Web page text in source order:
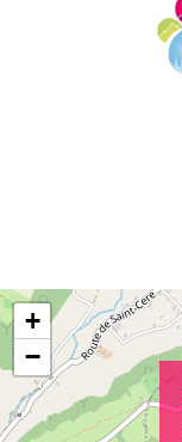
+
−